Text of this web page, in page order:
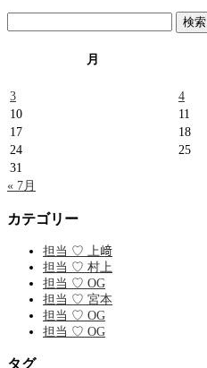
索:
月
3
4
10
11
17
18
24
25
31
« 7月
カテゴリー
担当 ♡ 上﨑
担当 ♡ 村上
担当 ♡ OG
担当 ♡ 宮本
担当 ♡ OG
担当 ♡ OG
タグ